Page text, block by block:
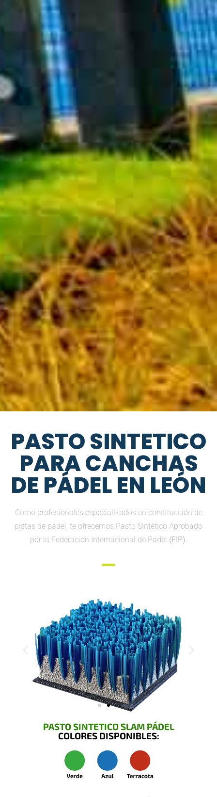
PASTO SINTETICO
PARA CANCHAS
DE PÁDEL EN LEÓN
Como profesionales especializados en construcción de
pistas de pádel, te ofrecemos Pasto Sintético Aprobado
por la Federación Internacional de Padel (FIP).
PASTO SINTETICO SLAM PÁDEL
COLORES DISPONIBLES: